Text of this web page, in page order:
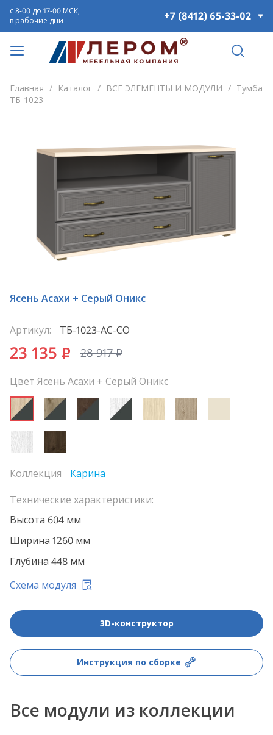
+7 (8412) 65-33-02
с 8-00 до 17-00 МСК,
в рабочие дни
Главная / Каталог / ВСЕ ЭЛЕМЕНТЫ И МОДУЛИ / Тумба
ТБ-1023
Ясень Асахи + Серый Оникс
Артикул: ТБ-1023-АС-СО
23 135 P 28 917P
Цвет Ясень Асахи + Серый Оникс
Коллекция
Карина
Технические характеристики:
Высота 604 мм
Ширина 1260 мм
Глубина 448 мм
Схема модуля
3D-конструктор
Инструкция по сборке
Все модули из коллекции